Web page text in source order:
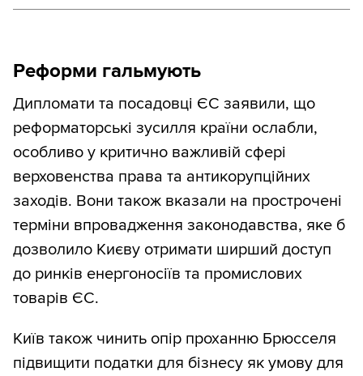
Реформи гальмують
Дипломати та посадовці ЄС заявили, що
реформаторські зусилля країни ослабли,
особливо у критично важливій сфері
верховенства права та антикорупційних
заходів. Вони також вказали на прострочені
терміни впровадження законодавства, яке б
дозволило Києву отримати ширший доступ
до ринків енергоносіїв та промислових
товарів ЄС.
Київ також чинить опір проханню Брюсселя
підвищити податки для бізнесу як умову для